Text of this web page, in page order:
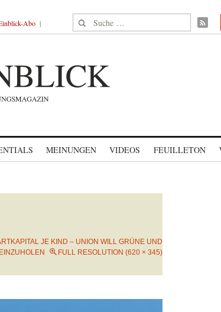
Abo Suche nach:
MEINUNGEN VIDEOS FEUILLETON
JE KIND – UNION WILL GRÜNE UND
FULL RESOLUTION (620 × 345)